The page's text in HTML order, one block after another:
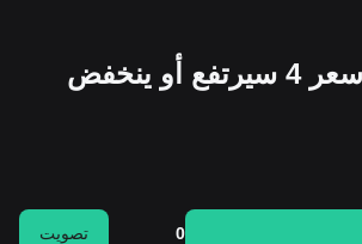
هل تعتقد أنّ سعر 4 سيرتفع أو ينخفض
0 تصويت